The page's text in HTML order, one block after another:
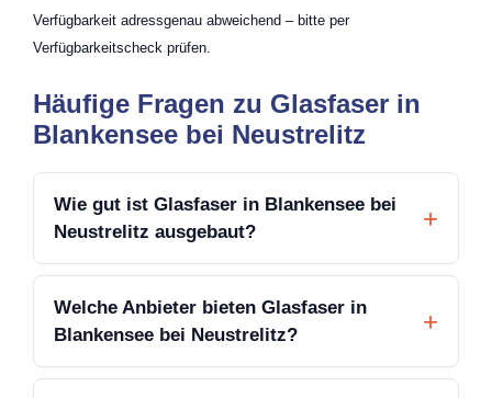
Verfügbarkeit adressgenau abweichend – bitte per
Verfügbarkeitscheck prüfen.
Häufige Fragen zu Glasfaser in
Blankensee bei Neustrelitz
Wie gut ist Glasfaser in Blankensee bei
Neustrelitz ausgebaut?
Welche Anbieter bieten Glasfaser in
Blankensee bei Neustrelitz?